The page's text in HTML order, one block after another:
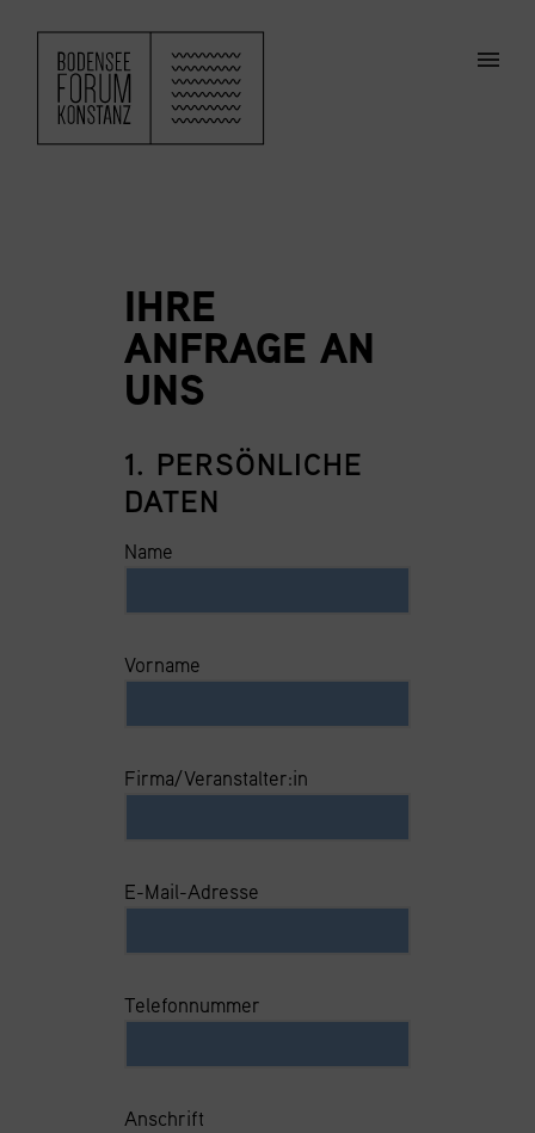
ZUM HAUPTINHALT SPRINGEN
IHRE
ANFRAGE AN
UNS
1. PERSÖNLICHE
DATEN
Name
Vorname
Firma/Veranstalter:in
E-Mail-Adresse
Telefonnummer
Anschrift